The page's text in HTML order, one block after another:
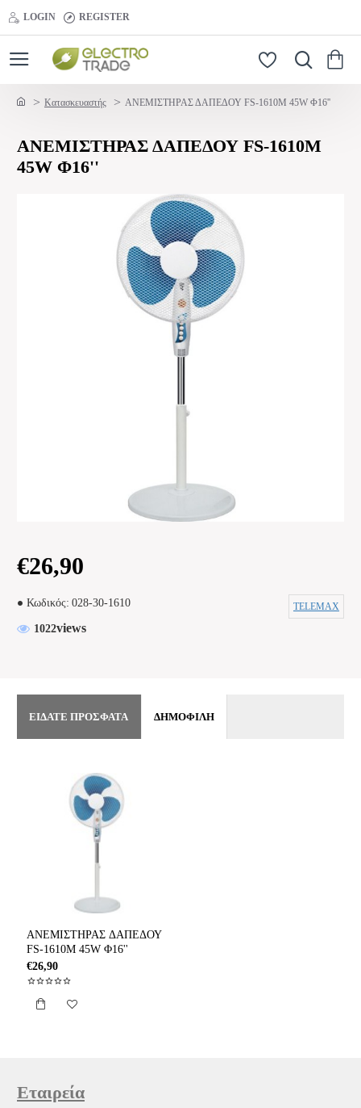
LOGIN REGISTER
homeΚατασκευαστής ΑΝΕΜΙΣΤΗΡΑΣ ΔΑΠΕΔΟΥ FS-1610M 45W Φ16''
ΑΝΕΜΙΣΤΗΡΑΣ ΔΑΠΕΔΟΥ FS-1610M
45W Φ16''
Κωδικός: 028-30-1610 TELEMAX
1022views
€26,90
ΕΊΔΑΤΕ ΠΡΌΣΦΑΤΑ ΔΗΜΟΦΙΛΉ
ΑΝΕΜΙΣΤΗΡΑΣ ΔΑΠΕΔΟΥ
FS-1610M 45W Φ16''
€26,90
Εταιρεία